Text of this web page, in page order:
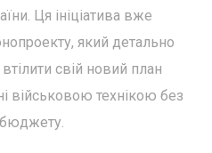
Ця ініціатива вже
який детально
свій новий план
військовою технікою без